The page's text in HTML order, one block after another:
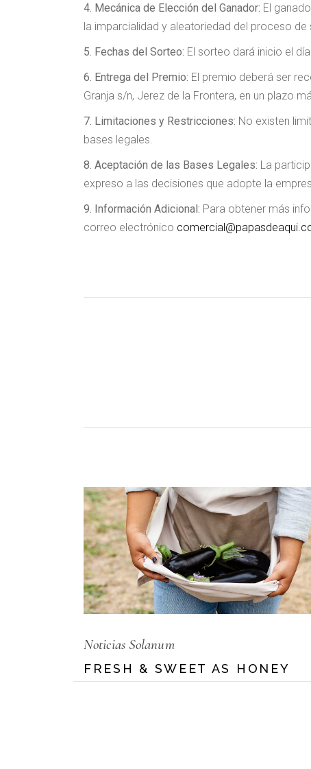
4. Mecánica de Elección del Ganador: El
la imparcialidad y aleatoriedad del proceso de
5. Fechas del Sorteo: El sorteo dará inicio el
6. Entrega del Premio: El premio deberá ser
Granja s/n, Jerez de la Frontera, en un plazo
7. Limitaciones y Restricciones: No existen
bases legales.
8. Aceptación de las Bases Legales: La
expreso a las decisiones que adopte la
9. Información Adicional: Para obtener más
correo electrónico
Noticias Solanum
FRESH & SWEET AS HONEY